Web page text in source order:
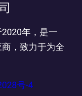
年，是一
，致力于为全
号-4